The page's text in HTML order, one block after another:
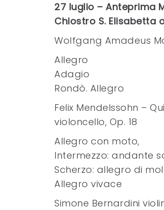
27 luglio – Anteprima
Chiostro S. Elisabetta
Wolfgang Amadeus
Allegro
Adagio
Rondò. Allegro
Felix Mendelssohn –
violoncello, Op. 18
Allegro con moto,
Intermezzo: andante
Scherzo: allegro di
Allegro vivace
Simone Bernardini